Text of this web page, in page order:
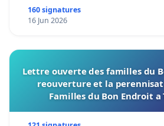
160 signatures
16 Jun 2026
Lettre ouverte des familles du
reouverture et la
Familles du Bon Endroit a